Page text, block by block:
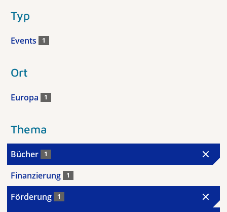
Typ
Events 1
Ort
Europa 1
Thema
Bücher 1
Finanzierung 1
Förderung 1